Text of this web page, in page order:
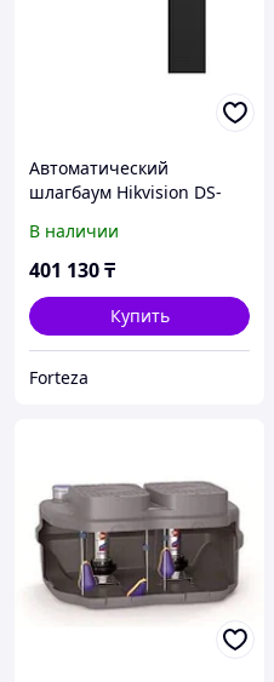
Автоматический
шлагбаум Hikvision DS-
В наличии
401 130₸
Купить
Forteza